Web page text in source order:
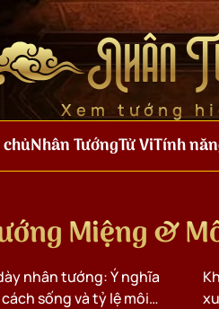
Nhân
Xem tướng
Nhân TướngTử ViTính
Miệng &
nhân tướng: Ý nghĩa
sống và tỷ lệ môi